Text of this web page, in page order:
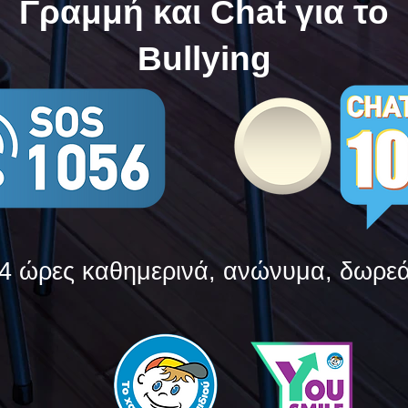
Γραμμή και Chat για το
Bullying
ώρες καθημερινά, ανώνυμα,